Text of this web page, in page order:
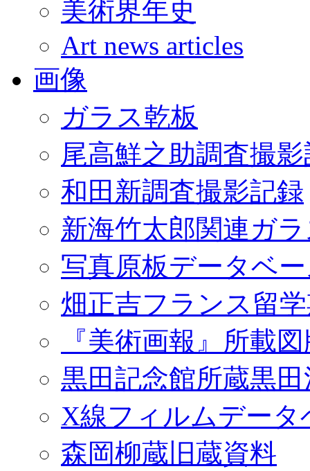
美術界年史
Art news articles
画像
ガラス乾板
尾高鮮之助調査撮
和田新調査撮影記録
新海竹太郎関連ガ
写真原板データベ
畑正吉フランス留
『美術画報』所載
黒田記念館所蔵黒
X線フィルムデータ
森岡柳蔵旧蔵資料